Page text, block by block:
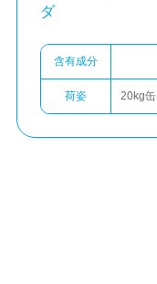
ダ
含有成分
荷姿 20kg缶